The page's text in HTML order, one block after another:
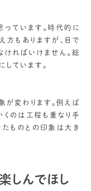
ています。時代的に
方もありますが、目で
ければいけません。総
ています。
が変わります。例えば
くのは工程も重なり手
ものとの印象は大き
しんでほし